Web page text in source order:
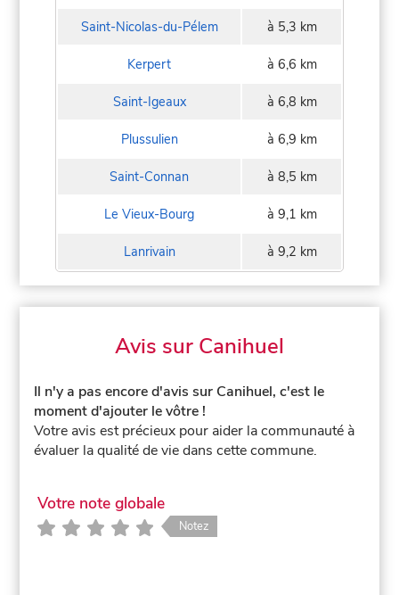
Saint-Nicolas-du-Pélem à 5,3 km
Kerpert à 6,6 km
Saint-Igeaux à 6,8 km
Plussulien à 6,9 km
Saint-Connan à 8,5 km
Le Vieux-Bourg à 9,1 km
Lanrivain à 9,2 km
Avis sur Canihuel
Il n'y a pas encore d'avis sur Canihuel, c'est le
moment d'ajouter le vôtre !
Votre avis est précieux pour aider la communauté à
évaluer la qualité de vie dans cette commune.
Votre note globale
Notez